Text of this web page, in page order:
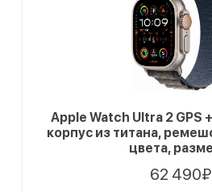
Apple Watch Ultra 2 GPS
корпус из титана,
цвета,
62 490₽